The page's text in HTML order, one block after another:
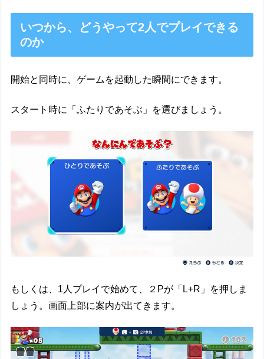
いつから、どうやって2人でプレイできる
のか
開始と同時に、ゲームを起動した瞬間にできます。
スタート時に「ふたりであそぶ」を選びましょう。
もしくは、1人プレイで始めて、２Pが「L+R」を押しま
しょう。画面上部に案内が出てきます。